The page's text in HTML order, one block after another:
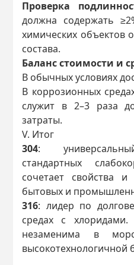
Проверка
должна содержать
химических объектов
состава.
Баланс стоимости и
В обычных условиях
В коррозионных
служит в 2–3 раза
затраты.
V. Итог
304:
стандартных
сочетает свойства
бытовых и
316: лидер по
средах с хлоридами.
незаменима в
высокотехнологичной